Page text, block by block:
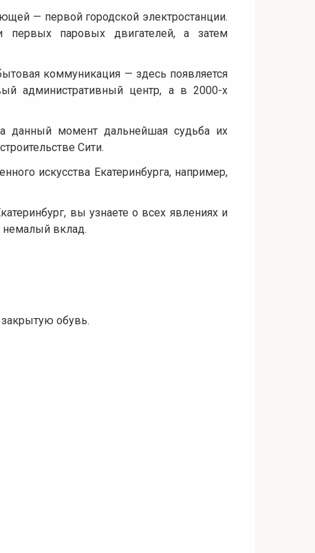
— первой городской электростанции.
первых паровых двигателей, а затем
коммуникация — здесь появляется
административный центр, а в 2000-х
данный момент дальнейшая судьба их
Сити.
искусства Екатеринбурга, например,
вы узнаете о всех явлениях и
немалый вклад.
обувь.